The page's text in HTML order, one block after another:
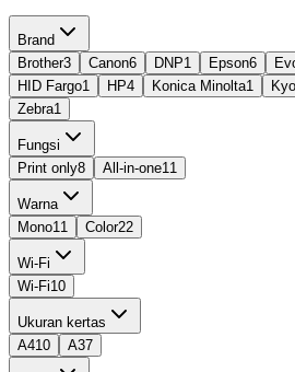
Brand
Brother3 Canon6 DNP1 Epson6
HID Fargo1 HP4 Konica Minolta1
Zebra1
Fungsi
Print only8 All-in-one11
Warna
Mono11 Color22
Wi-Fi
Wi-Fi10
Ukuran kertas
A410 A37